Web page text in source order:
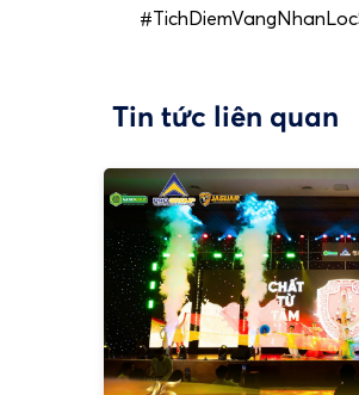
Tin tức liên quan